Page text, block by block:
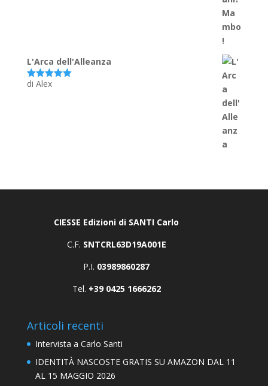
L'Arca dell'Alleanza
Valutato
di Alex
CIESSE Edizioni di SANTI Carlo
C.F. SNTCRL63D19A001E
P.I. 03989860287
Tel. +39 0425 1666262
Articoli recenti
Intervista a Carlo Santi
IDENTITÀ NASCOSTE GRATIS SU AMAZON DAL 11
AL 15 MAGGIO 2026